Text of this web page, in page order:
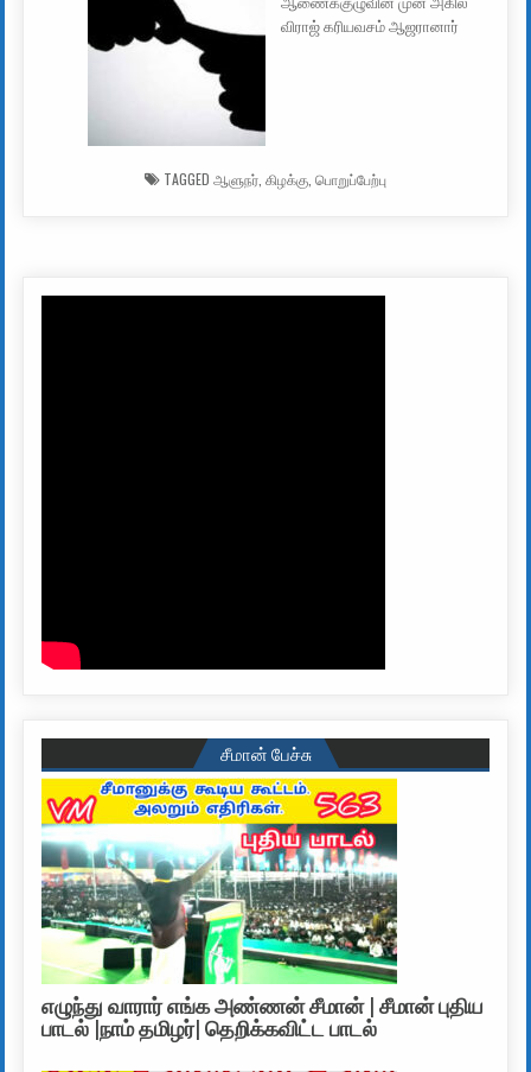
விராஜ் கரியவசம் ஆஜரானார்
TAGGED ஆளுநர் கிழக்கு பொறுப்பேற்பு
சீமான் பேச்சு
எழுந்து வாரார் எங்க அண்ணன் சீமான் | சீமான் புதிய
பாடல் |நாம் தமிழர்| தெறிக்கவிட்ட பாடல்